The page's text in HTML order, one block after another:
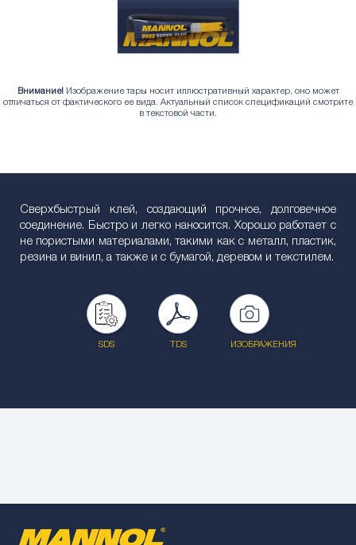
Внимание! Изображение тары носит иллюстративный характер, оно может
отличаться от фактического ее вида. Актуальный список спецификаций смотрите
в текстовой части.
Сверхбыстрый клей, создающий прочное, долговечное
соединение. Быстро и легко наносится. Хорошо работает с
не пористыми материалами, такими как с металл, пластик,
резина и винил, а также и с бумагой, деревом и текстилем.
SDS TDS ИЗОБРАЖЕНИЯ